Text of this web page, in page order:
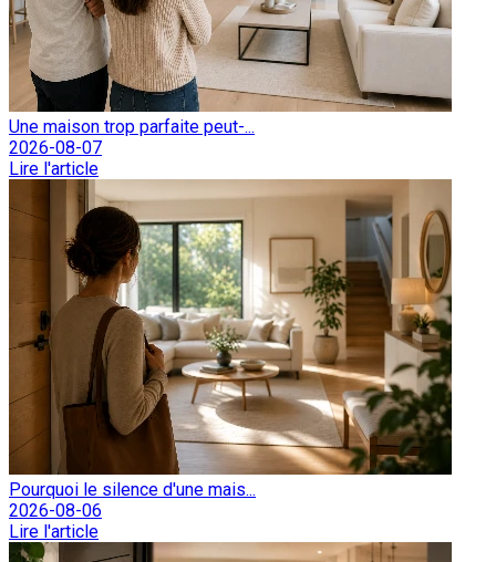
Une maison trop parfaite peut-...
2026-08-07
Lire l'article
Pourquoi le silence d'une mais...
2026-08-06
Lire l'article